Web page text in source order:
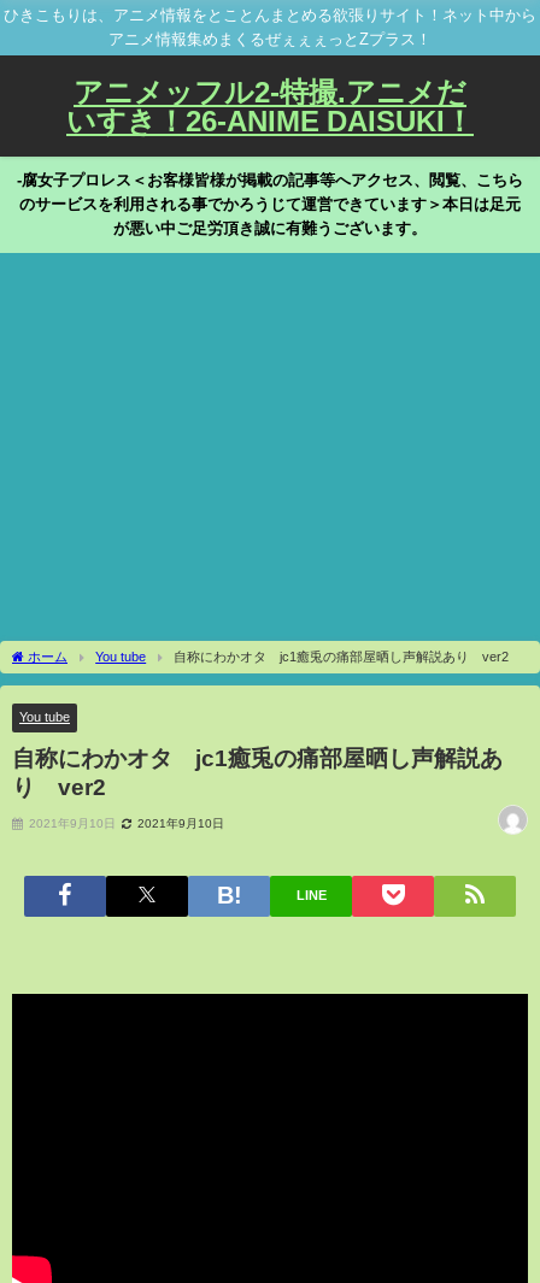
ひきこもりは、アニメ情報をとことんまとめる欲張りサイト！ネット中から
アニメ情報集めまくるぜぇぇぇっとZプラス！
アニメッフル2-特撮.アニメだ
いすき！26-ANIME DAISUKI！
-腐女子プロレス＜お客様皆様が掲載の記事等へアクセス、閲覧、こちら
のサービスを利用される事でかろうじて運営できています＞本日は足元
が悪い中ご足労頂き誠に有難うございます。
ホーム You tube 自称にわかオタ jc1癒兎の痛部屋晒し声解説あり ver2
You tube
自称にわかオタ jc1癒兎の痛部屋晒し声解説あ
り ver2
2021年9月10日 2021年9月10日
LINE